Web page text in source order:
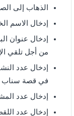
الذهاب إلى
إدخال الاسم
إدخال عنوان
من أجل تلقي
إدخال عدد
في قصة
إدخال عدد
إدخال عدد